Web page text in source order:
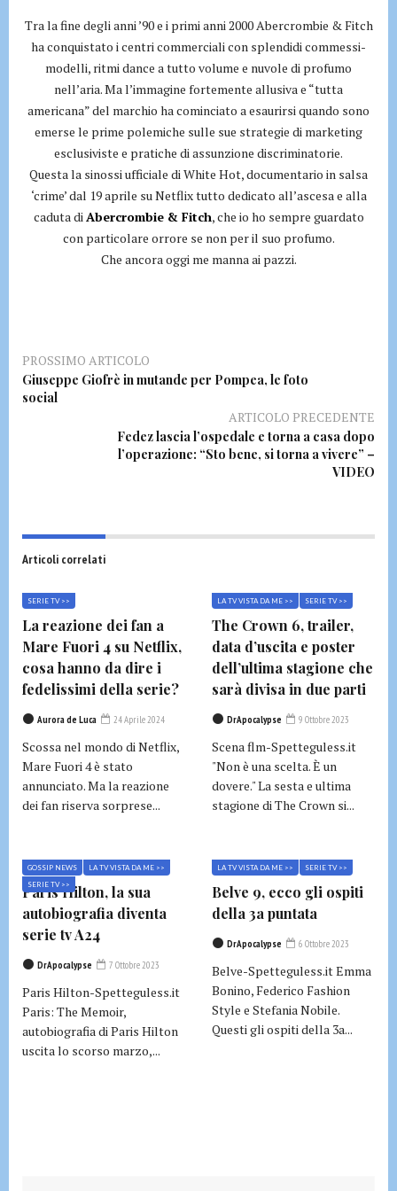
Tra la fine degli anni ’90 e i primi anni 2000 Abercrombie & Fitch
ha conquistato i centri commerciali con splendidi commessi-
modelli, ritmi dance a tutto volume e nuvole di profumo
nell’aria. Ma l’immagine fortemente allusiva e “tutta
americana” del marchio ha cominciato a esaurirsi quando sono
emerse le prime polemiche sulle sue strategie di marketing
esclusiviste e pratiche di assunzione discriminatorie.
Questa la sinossi ufficiale di White Hot, documentario in salsa
‘crime’ dal 19 aprile su Netflix tutto dedicato all’ascesa e alla
caduta diAbercrombie & Fitch, che io ho sempre guardato
con particolare orrore se non per il suo profumo.
Che ancora oggi me manna ai pazzi.
PROSSIMO ARTICOLO
Giuseppe Giofrè in mutande per Pompea, le foto
social
ARTICOLO PRECEDENTE
Fedez lascia l’ospedale e torna a casa dopo
l’operazione: “Sto bene, si torna a vivere” –
VIDEO
Articoli correlati
SERIE TV >>
La reazione dei fan a
Mare Fuori 4 su Netflix,
cosa hanno da dire i
fedelissimi della serie?
Aurora de Luca 24 Aprile 2024
Scossa nel mondo di Netflix,
Mare Fuori 4 è stato
annunciato. Ma la reazione
dei fan riserva sorprese...
LA TV VISTA DA ME >> SERIE TV >>
The Crown 6, trailer,
data d’uscita e poster
dell’ultima stagione che
sarà divisa in due parti
DrApocalypse 9 Ottobre 2023
Scena flm-Spetteguless.it
"Non è una scelta. È un
dovere." La sesta e ultima
stagione di The Crown si...
GOSSIP NEWS
LA TV VISTA DA ME >>
SERIE TV >>
Paris Hilton, la sua
autobiografia diventa
serie tv A24
DrApocalypse 7 Ottobre 2023
Paris Hilton-Spetteguless.it
Paris: The Memoir,
autobiografia di Paris Hilton
uscita lo scorso marzo,...
LA TV VISTA DA ME >> SERIE TV >>
Belve 9, ecco gli ospiti
della 3a puntata
DrApocalypse 6 Ottobre 2023
Belve-Spetteguless.it Emma
Bonino, Federico Fashion
Style e Stefania Nobile.
Questi gli ospiti della 3a...